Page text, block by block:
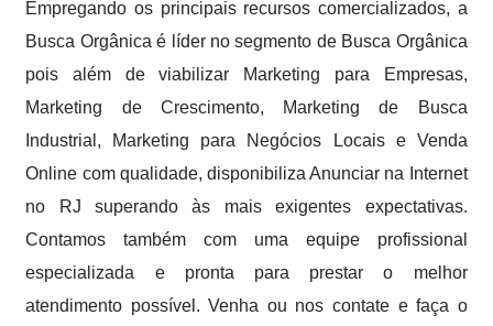
Empregando os principais recursos comercializados, a
Busca Orgânica é líder no segmento de Busca Orgânica
pois além de viabilizar Marketing para Empresas,
Marketing de Crescimento, Marketing de Busca
Industrial, Marketing para Negócios Locais e Venda
Online com qualidade, disponibiliza Anunciar na Internet
no RJ superando às mais exigentes expectativas.
Contamos também com uma equipe profissional
especializada e pronta para prestar o melhor
atendimento possível. Venha ou nos contate e faça o